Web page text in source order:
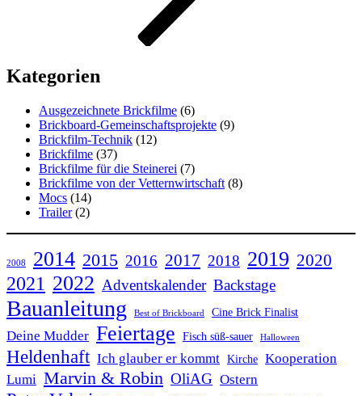
Kategorien
Ausgezeichnete Brickfilme (6)
Brickboard-Gemeinschaftsprojekte (9)
Brickfilm-Technik (12)
Brickfilme (37)
Brickfilme für die Steinerei (7)
Brickfilme von der Vetternwirtschaft (8)
Mocs (14)
Trailer(2)
2008 2014 2015 2016 2017 2018 2019 2020
2021 2022 Adventskalender Backstage
Bauanleitung Best of Brickboard Cine Brick Finalist
Deine Mudder Feiertage Fisch süß-sauer Halloween
Heldenhaft Ich glauber er kommt Kirche Kooperation
Lumi Marvin & Robin OliAG Ostern